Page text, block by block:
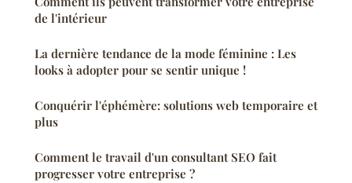
de l'intérieur
La dernière tendance de la mode féminine : Les
looks à adopter pour se sentir unique !
Conquérir l'éphémère: solutions web temporaire et
plus
Comment le travail d'un consultant SEO fait
progresser votre entreprise ?